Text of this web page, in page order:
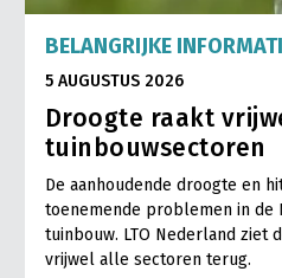
BELANGRIJKE
5 AUGUSTUS 2026
Droogte raakt
tuinbouwsectoren
De aanhoudende droogte en
toenemende problemen in de
tuinbouw. LTO Nederland ziet
vrijwel alle sectoren terug.